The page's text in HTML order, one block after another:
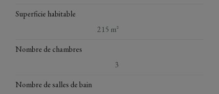
Superficie habitable
215 m²
Nombre de chambres
3
Nombre de salles de bain